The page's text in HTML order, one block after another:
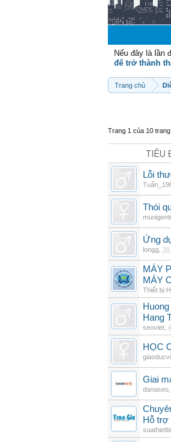
Nếu đây là lần
để trở thành
Trang chủ
Trang 1 của 10 trang
TIÊU
Lỗi
Thói
Ứng
longg
MÁY
MÁY
Thiết bị
Hang
seoviet
HỌC
Giai
danaseo
Hỗ trợ